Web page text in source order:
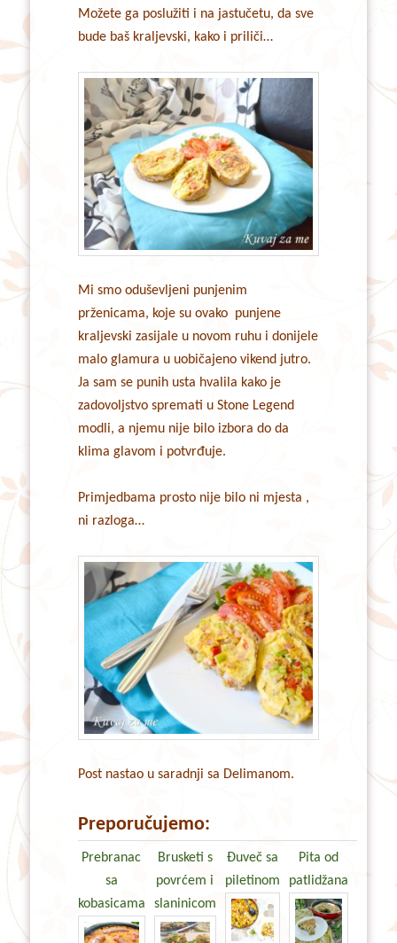
Možete ga poslužiti i na jastučetu, da sve
bude baš kraljevski, kako i priliči…
Mi smo oduševljeni punjenim
prženicama, koje su ovako punjene
kraljevski zasijale u novom ruhu i donijele
malo glamura u uobičajeno vikend jutro.
Ja sam se punih usta hvalila kako je
zadovoljstvo spremati u Stone Legend
modli, a njemu nije bilo izbora do da
klima glavom i potvrđuje.
Primjedbama prosto nije bilo ni mjesta ,
ni razloga…
Post nastao u saradnji sa Delimanom.
Preporučujemo:
Prebranac
sa
kobasicama
Brusketi s
povrćem i
slaninicom
Đuveč sa
piletinom
Pita od
patlidžana